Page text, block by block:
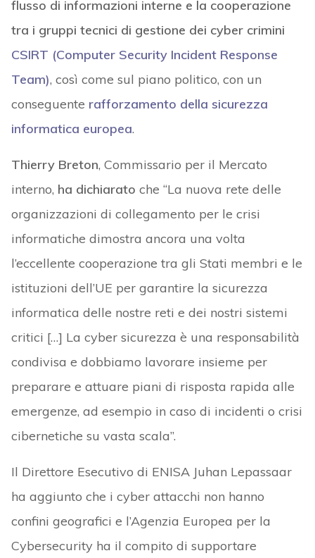
flusso di informazioni interne e la cooperazione
tra i gruppi tecnici di gestione dei cyber crimini
CSIRT (Computer Security Incident Response
Team), così come sul piano politico, con un
conseguente rafforzamento della sicurezza
informatica europea.
Thierry Breton, Commissario per il Mercato
interno, ha dichiarato che “La nuova rete delle
organizzazioni di collegamento per le crisi
informatiche dimostra ancora una volta
l’eccellente cooperazione tra gli Stati membri e le
istituzioni dell’UE per garantire la sicurezza
informatica delle nostre reti e dei nostri sistemi
critici […] La cyber sicurezza è una responsabilità
condivisa e dobbiamo lavorare insieme per
preparare e attuare piani di risposta rapida alle
emergenze, ad esempio in caso di incidenti o crisi
cibernetiche su vasta scala”.
Il Direttore Esecutivo di ENISA Juhan Lepassaar
ha aggiunto che i cyber attacchi non hanno
confini geografici e l’Agenzia Europea per la
Cybersecurity ha il compito di supportare